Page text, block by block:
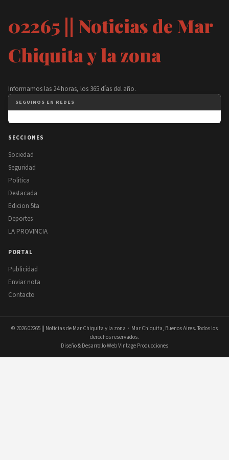
02265 || Noticias de Mar
Chiquita y la zona
Informamos las 24 horas, los 365 días del año.
SEGUINOS EN REDES
SECCIONES
Sociedad
Seguridad
Politica
Destacada
Edicion 5ta
Deportes
LA PROVINCIA
PORTAL
Publicidad
Enviar nota
Contacto
© 202602265 || Noticias de Mar Chiquita y la zona · Mar Chiquita, Buenos Aires. Todos los
derechos reservados.
Diseño & Desarrollo Web Vintage Producciones